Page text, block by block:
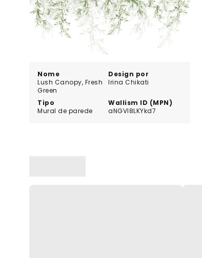
Nome
Lush Canopy, Fresh
Green
Design por
Irina Chikati
Tipo
Mural de parede
Wallism ID (MPN)
aNGVl8LKYkd7